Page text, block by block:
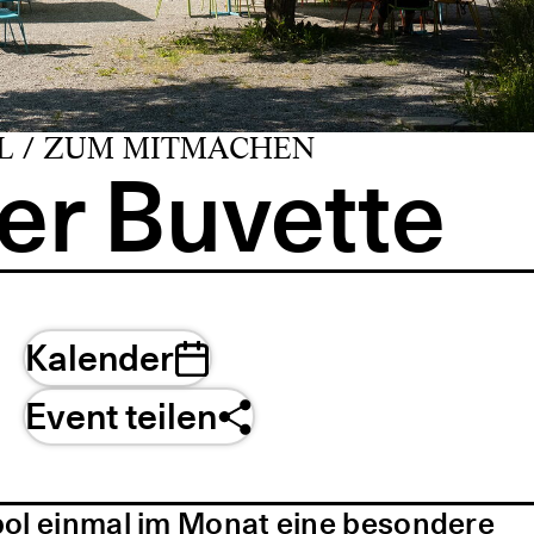
/ ZUM MITMACHEN
Buvette
Kalender
Event teilen
einmal im Monat eine besondere